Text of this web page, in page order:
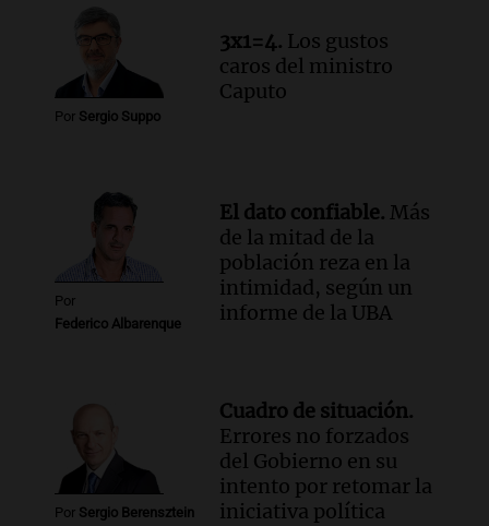
como enfermedad laboral tras caso de
docente fallecido en 2021
Panorama Federal
Episodios
Panorama Federal
Episodios
Por Sergio Suppo
3x1=4. Los gustos
caros del ministro
Caputo
Por
Federico Albarenque
El dato confiable. Más
de la mitad de la
población reza en la
intimidad, según un
informe de la UBA
Por Sergio Berensztein
Cuadro de situación.
Errores no forzados
del Gobierno en su
intento por retomar la
iniciativa política